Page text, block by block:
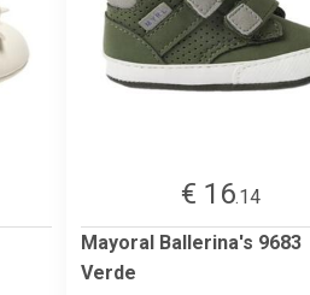
€ 16.14
Mayoral Ballerina's 9683
Verde